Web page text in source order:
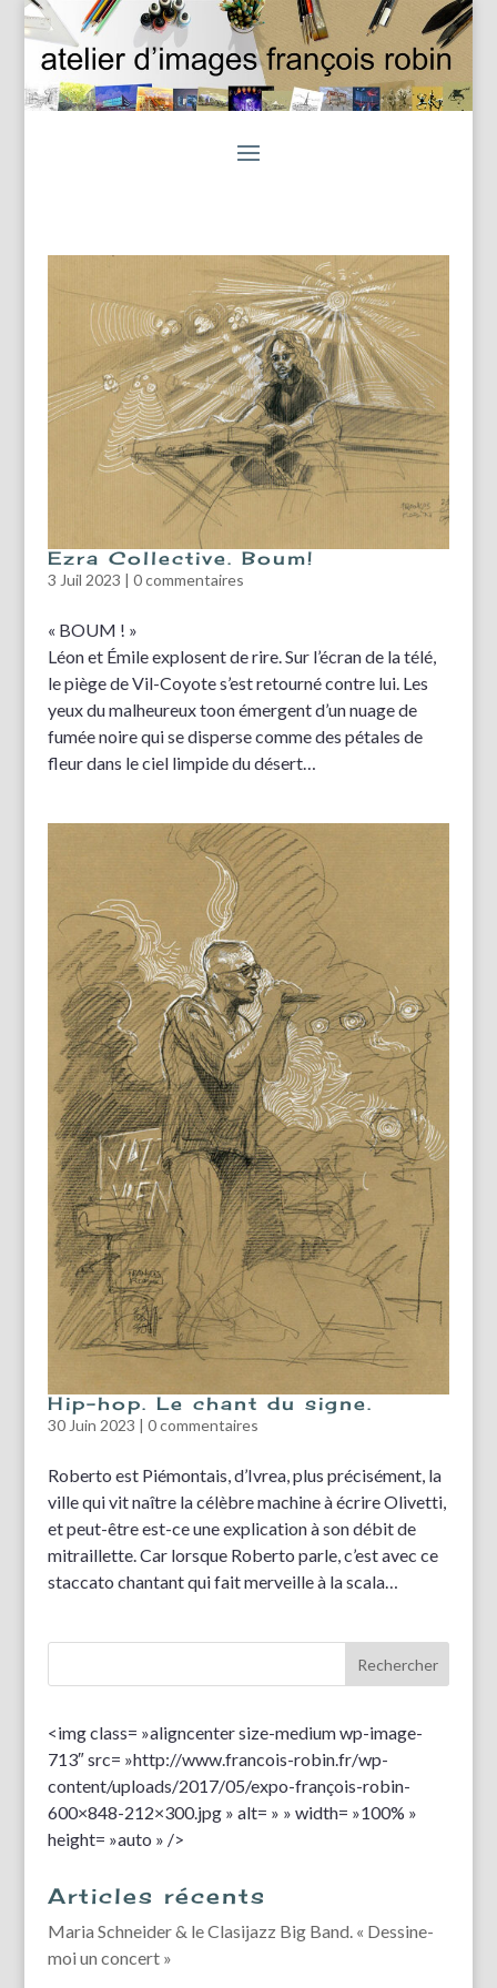
Ezra Collective. Boum!
3 Juil 2023 | 0 commentaires
« BOUM ! »
Léon et Émile explosent de rire. Sur l’écran de la télé,
le piège de Vil-Coyote s’est retourné contre lui. Les
yeux du malheureux toon émergent d’un nuage de
fumée noire qui se disperse comme des pétales de
fleur dans le ciel limpide du désert…
Hip-hop. Le chant du signe.
30 Juin 2023 | 0 commentaires
Roberto est Piémontais, d’Ivrea, plus précisément, la
ville qui vit naître la célèbre machine à écrire Olivetti,
et peut-être est-ce une explication à son débit de
mitraillette. Car lorsque Roberto parle, c’est avec ce
staccato chantant qui fait merveille à la scala…
<img class= »aligncenter size-medium wp-image-
713″ src= »http://www.francois-robin.fr/wp-
content/uploads/2017/05/expo-françois-robin-
600×848-212×300.jpg » alt= » » width= »100% »
height= »auto » />
Articles récents
Maria Schneider & le Clasijazz Big Band. « Dessine-
moi un concert »